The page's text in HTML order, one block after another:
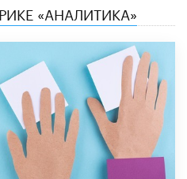
«АНАЛИТИКА»